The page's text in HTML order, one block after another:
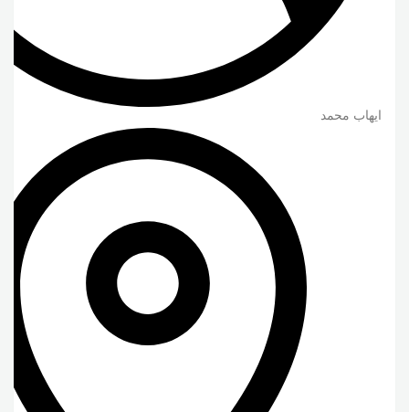
ايهاب محمد